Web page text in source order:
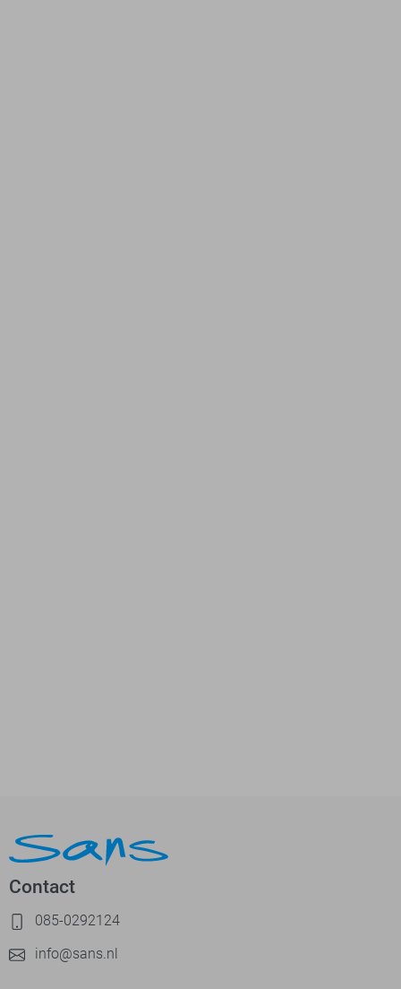
Contact
085-0292124
info@sans.nl